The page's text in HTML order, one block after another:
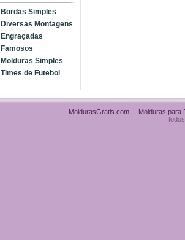
Bordas Simples
Diversas Montagens
Engraçadas
Famosos
Molduras Simples
Times de Futebol
MoldurasGratis.com | Molduras